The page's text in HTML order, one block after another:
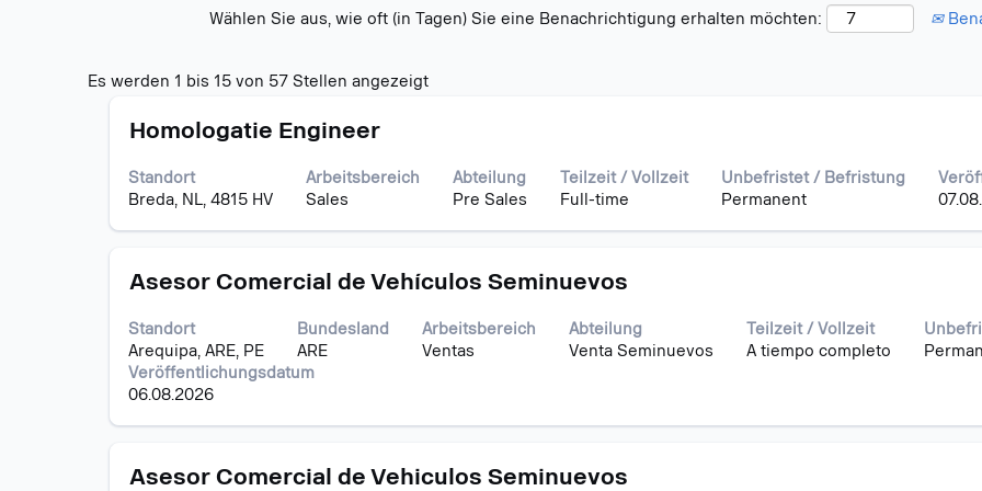
Wählen Sie aus, wie oft (in Tagen) Sie eine Benachrichtigung erhalten möchten:
Es werden 1 bis 15 von 57 Stellen angezeigtSuchergebnisse
werden
15
57
angezeigt
Verwenden
um
die
Stellenbezeichnung
Homologatie Engineer
Standort
Breda, NL, 4815 HV
Arbeitsbereich
Sales
Abteilung
Pre Sales
Teilzeit / Vollzeit
Full-time
Unbefristet / Befristung
Permanent
Drücken
die
Leertaste,
die
vollständig
Stellenbezeichnung
Asesor Comercial de Vehículos Seminuevos
Standort
Arequipa, ARE, PE
Bundesland
ARE
Arbeitsbereich
Ventas
Abteilung
Venta Seminuevos
Teilzeit / Vollzeit
A tiempo completo
Veröffentlichungsdatum
06.08.2026
Drücken
die
Leertaste,
um
die
vollständig
Stellenbezeichnung
Asesor Comercial de Vehiculos Seminuevos
Drücken